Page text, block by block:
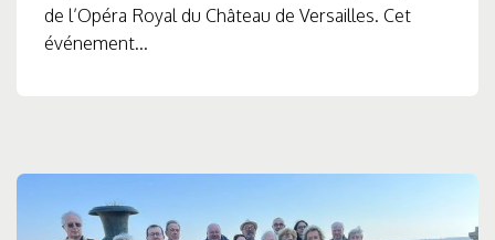
de l’Opéra Royal du Château de Versailles. Cet
événement...